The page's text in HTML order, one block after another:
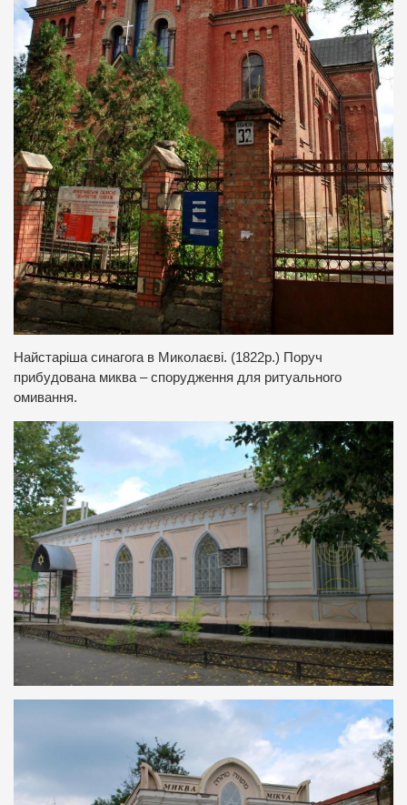
Найстаріша синагога в Миколаєві. (1822р.) Поруч
прибудована миква – спорудження для ритуального
омивання.